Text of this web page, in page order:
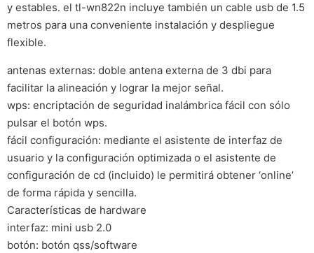
y estables. el tl-wn822n incluye también un cable usb de 1.5
metros para una conveniente instalación y despliegue
flexible.
antenas externas: doble antena externa de 3 dbi para
facilitar la alineación y lograr la mejor señal.
wps: encriptación de seguridad inalámbrica fácil con sólo
pulsar el botón wps.
fácil configuración: mediante el asistente de interfaz de
usuario y la configuración optimizada o el asistente de
configuración de cd (incluido) le permitirá obtener ‘online’
de forma rápida y sencilla.
Características de hardware
interfaz: mini usb 2.0
botón: botón qss/software